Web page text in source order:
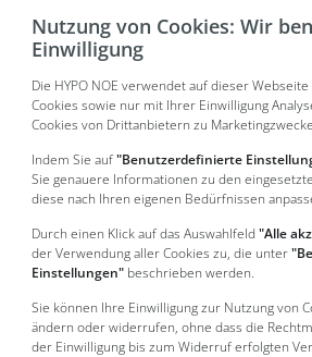
Nutzung von Cookies: Wir
Einwilligung
Die HYPO NOE verwendet auf dieser
Cookies sowie nur mit Ihrer Einwilligung
Cookies von Drittanbietern zu
Indem Sie auf"Benutzerdefinierte
Sie genauere Informationen zu den
diese nach Ihren eigenen Bedürfnissen
Durch einen Klick auf das Auswahlfeld "Alle
der Verwendung aller Cookies zu, die unter
Einstellungen" beschrieben werden.
Sie können Ihre Einwilligung zur Nutzung von
ändern oder widerrufen, ohne dass die
der Einwilligung bis zum Widerruf erfolgten